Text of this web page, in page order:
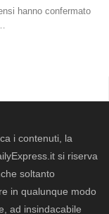
hanno confermato
i contenuti, la
si riserva
soltanto
in qualunque modo
ad insindacabile